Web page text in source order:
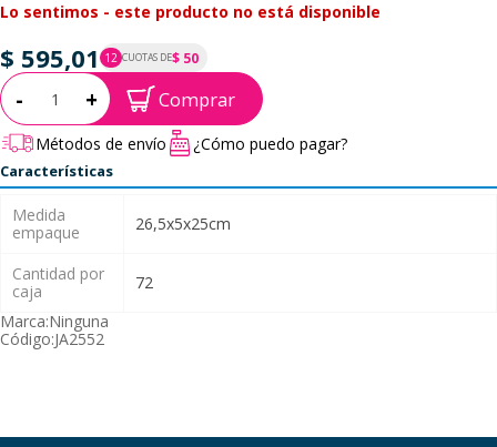
Lo sentimos - este producto no está disponible
$ 595,01 12 CUOTAS DE$ 50
P.T.F. $ 595
Cantidad:
- + Comprar
Métodos de envío ¿Cómo puedo pagar?
Características
Medida
empaque
26,5x5x25cm
Cantidad por
caja
72
Marca:Ninguna
Código:JA2552